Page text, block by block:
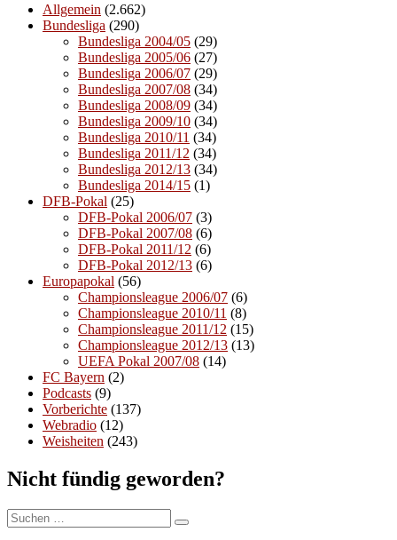
Allgemein (2.662)
Bundesliga (290)
Bundesliga 2004/05 (29)
Bundesliga 2005/06 (27)
Bundesliga 2006/07 (29)
Bundesliga 2007/08 (34)
Bundesliga 2008/09 (34)
Bundesliga 2009/10 (34)
Bundesliga 2010/11 (34)
Bundesliga 2011/12 (34)
Bundesliga 2012/13 (34)
Bundesliga 2014/15 (1)
DFB-Pokal (25)
DFB-Pokal 2006/07 (3)
DFB-Pokal 2007/08 (6)
DFB-Pokal 2011/12 (6)
DFB-Pokal 2012/13 (6)
Europapokal (56)
Championsleague 2006/07 (6)
Championsleague 2010/11 (8)
Championsleague 2011/12 (15)
Championsleague 2012/13 (13)
UEFA Pokal 2007/08 (14)
FC Bayern (2)
Podcasts (9)
Vorberichte (137)
Webradio (12)
Weisheiten (243)
Nicht fündig geworden?
Suchen
nach:
Suchen